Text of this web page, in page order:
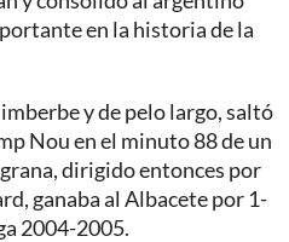
en la historia de la
y de pelo largo, saltó
Nou en el minuto 88 de un
dirigido entonces por
ganaba al Albacete por 1-
2004-2005.